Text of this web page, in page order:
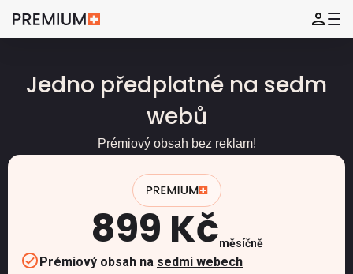
Jedno předplatné na sedm
webů
Prémiový obsah bez reklam!
899 Kčměsíčně
Prémiový obsah na sedmi webech